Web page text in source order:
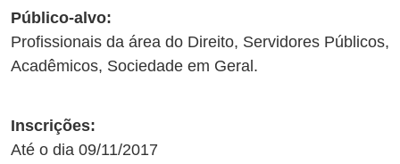
Público-alvo:
Profissionais da área do Direito, Servidores Públicos,
Acadêmicos, Sociedade em Geral.
Inscrições:
Até o dia 09/11/2017